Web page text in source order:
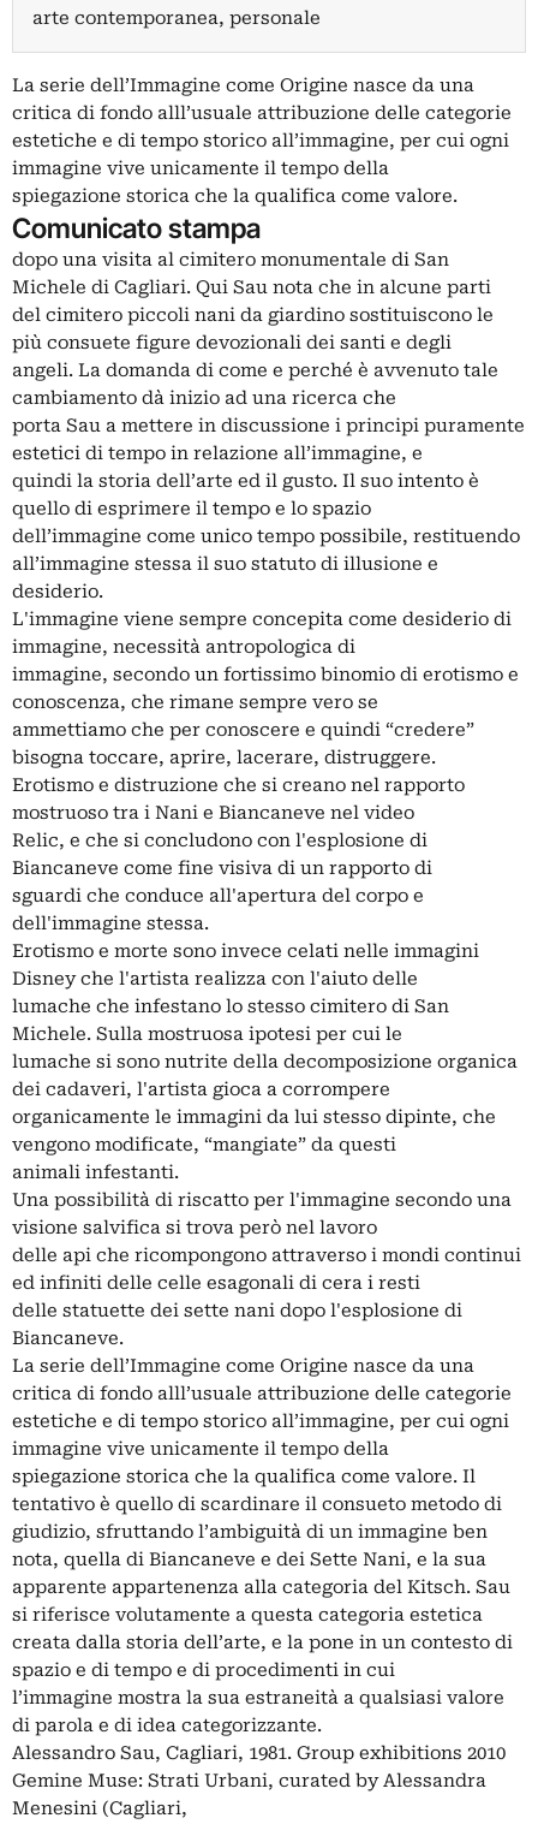
arte contemporanea, personale
La serie dell’Immagine come Origine nasce da una
critica di fondo alll’usuale attribuzione delle categorie
estetiche e di tempo storico all’immagine, per cui ogni
immagine vive unicamente il tempo della
spiegazione storica che la qualifica come valore.
Comunicato stampa
dopo una visita al cimitero monumentale di San
Michele di Cagliari. Qui Sau nota che in alcune parti
del cimitero piccoli nani da giardino sostituiscono le
più consuete figure devozionali dei santi e degli
angeli. La domanda di come e perché è avvenuto tale
cambiamento dà inizio ad una ricerca che
porta Sau a mettere in discussione i principi puramente
estetici di tempo in relazione all’immagine, e
quindi la storia dell’arte ed il gusto. Il suo intento è
quello di esprimere il tempo e lo spazio
dell’immagine come unico tempo possibile, restituendo
all’immagine stessa il suo statuto di illusione e
desiderio.
L'immagine viene sempre concepita come desiderio di
immagine, necessità antropologica di
immagine, secondo un fortissimo binomio di erotismo e
conoscenza, che rimane sempre vero se
ammettiamo che per conoscere e quindi “credere”
bisogna toccare, aprire, lacerare, distruggere.
Erotismo e distruzione che si creano nel rapporto
mostruoso tra i Nani e Biancaneve nel video
Relic, e che si concludono con l'esplosione di
Biancaneve come fine visiva di un rapporto di
sguardi che conduce all'apertura del corpo e
dell'immagine stessa.
Erotismo e morte sono invece celati nelle immagini
Disney che l'artista realizza con l'aiuto delle
lumache che infestano lo stesso cimitero di San
Michele. Sulla mostruosa ipotesi per cui le
lumache si sono nutrite della decomposizione organica
dei cadaveri, l'artista gioca a corrompere
organicamente le immagini da lui stesso dipinte, che
vengono modificate, “mangiate” da questi
animali infestanti.
Una possibilità di riscatto per l'immagine secondo una
visione salvifica si trova però nel lavoro
delle api che ricompongono attraverso i mondi continui
ed infiniti delle celle esagonali di cera i resti
delle statuette dei sette nani dopo l'esplosione di
Biancaneve.
La serie dell’Immagine come Origine nasce da una
critica di fondo alll’usuale attribuzione delle categorie
estetiche e di tempo storico all’immagine, per cui ogni
immagine vive unicamente il tempo della
spiegazione storica che la qualifica come valore. Il
tentativo è quello di scardinare il consueto metodo di
giudizio, sfruttando l’ambiguità di un immagine ben
nota, quella di Biancaneve e dei Sette Nani, e la sua
apparente appartenenza alla categoria del Kitsch. Sau
si riferisce volutamente a questa categoria estetica
creata dalla storia dell’arte, e la pone in un contesto di
spazio e di tempo e di procedimenti in cui
l’immagine mostra la sua estraneità a qualsiasi valore
di parola e di idea categorizzante.
Alessandro Sau, Cagliari, 1981. Group exhibitions 2010
Gemine Muse: Strati Urbani, curated by Alessandra
Menesini (Cagliari,